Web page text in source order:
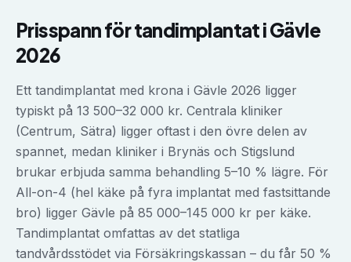
Prisspann förtandimplantatiGävle
2026
Ett tandimplantat med krona i Gävle 2026 ligger
typiskt på 13 500–32 000 kr. Centrala kliniker
(Centrum, Sätra) ligger oftast i den övre delen av
spannet, medan kliniker i Brynäs och Stigslund
brukar erbjuda samma behandling 5–10 % lägre. För
All-on-4 (hel käke på fyra implantat med fastsittande
bro) ligger Gävle på 85 000–145 000 kr per käke.
Tandimplantat omfattas av det statliga
tandvårdsstödet via Försäkringskassan – du får 50 %